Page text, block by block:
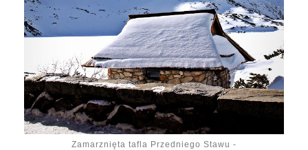
Zamarznięta tafla Przedniego Stawu -